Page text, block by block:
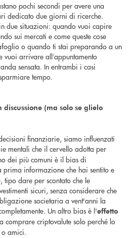
pochi secondi per avere una
dedicato due giorni di ricerche.
due situazioni: quando vuoi capire
sui mercati e come queste cose
o quando ti stai preparando a un
vuoi arrivare all’appuntamento
sensata. In entrambi i casi
tempo.
(ma solo se glielo
finanziarie, siamo influenzati
mentali che il cervello adotta per
dei più comuni è il bias di
informazione che hai sentito e
tipo dare per scontato che le
sicuri, senza considerare che
societaria a vent'anni la
Un altro bias è l'effetto
comprare criptovalute solo perché lo
amici.